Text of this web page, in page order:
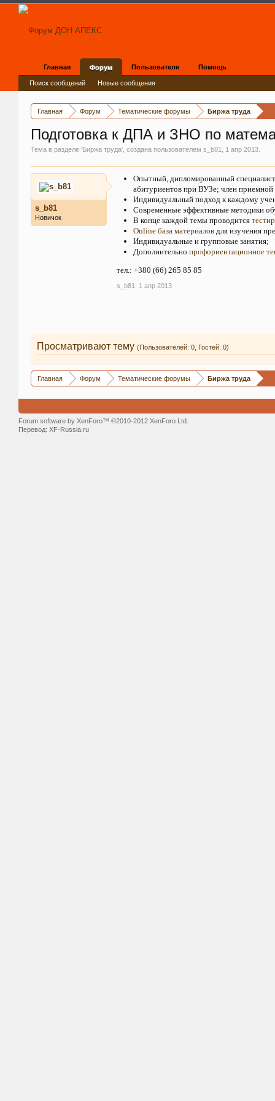
Главная Форум Тематические форумы Биржа труда
Подготовка к ДПА и ЗНО по
Тема в разделе 'Биржа труда', создана пользователем s_b81 1 апр 2013
s_b81
Новичок
Опытный, дипломированный
абитуриентов при ВУЗе; член приемной
Индивидуальный подход к каждому
Современные эффективные методики
В конце каждой темы проводится
Online база материаловдля изучения
Индивидуальные и групповые занятия;
Дополнительно профориентационное
тел.: +380 (66) 265 85 85
s_b81 1 апр 2013
Просматривают тему (Пользователей: 0, Гостей: 0)
Главная Форум Тематические форумы Биржа труда
Главная Форум
Поиск сообщений Новые сообщения
Пользователи Помощь
Forum software by XenForo™ ©2010-2012 XenForo Ltd.
Перевод: XF-Russia.ru